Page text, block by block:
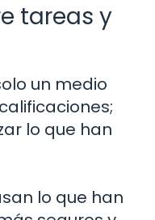
tareas y
un medio
lo que han
lo que han